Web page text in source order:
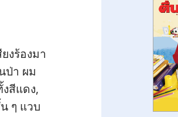
ง​ร้อง​มา​
ป่า ผม​
สี​แดง,
ๆ แวบ​